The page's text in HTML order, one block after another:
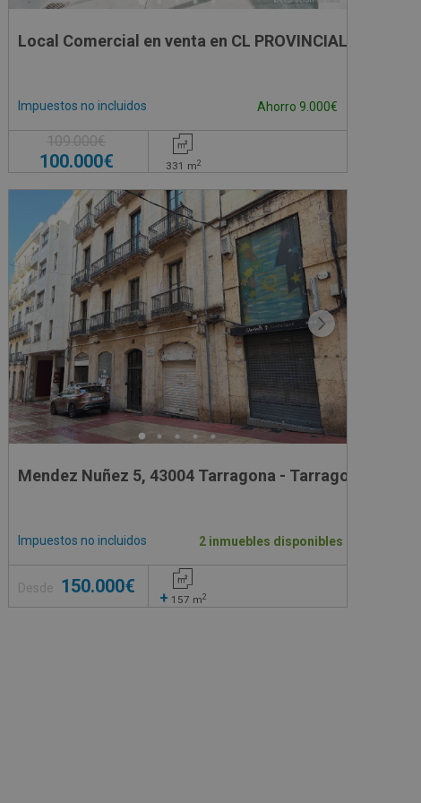
Local Comercial en venta en CL PROVINCIAL, 24
Impuestos no incluidos Ahorro 9.000€
109.000€
100.000€ 331 m2
Mendez Nuñez 5, 43004 Tarragona - Tarragona
Impuestos no incluidos 2 inmuebles disponibles
Desde 150.000€
+ 157 m2